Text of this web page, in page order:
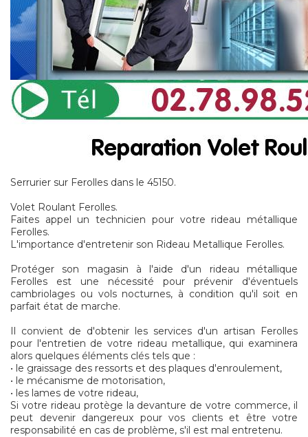
Serrurier sur Ferolles dans le 45150.
Volet Roulant Ferolles.
Faites appel un technicien pour votre rideau métallique
Ferolles.
L'importance d'entretenir son Rideau Metallique Ferolles.
Protéger son magasin à l'aide d'un rideau métallique
Ferolles est une nécessité pour prévenir d'éventuels
cambriolages ou vols nocturnes, à condition qu'il soit en
parfait état de marche.
Il convient de d'obtenir les services d'un artisan Ferolles
pour l'entretien de votre rideau metallique, qui examinera
alors quelques éléments clés tels que :
• le graissage des ressorts et des plaques d'enroulement,
• le mécanisme de motorisation,
• les lames de votre rideau,
Si votre rideau protège la devanture de votre commerce, il
peut devenir dangereux pour vos clients et être votre
responsabilité en cas de problème, s'il est mal entretenu.